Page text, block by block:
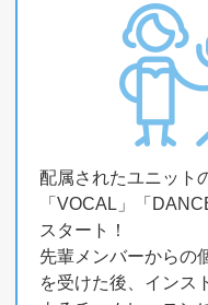
配属されたユニット
「VOCAL」「
スタート！
先輩メンバーからの
を受けた後、インス